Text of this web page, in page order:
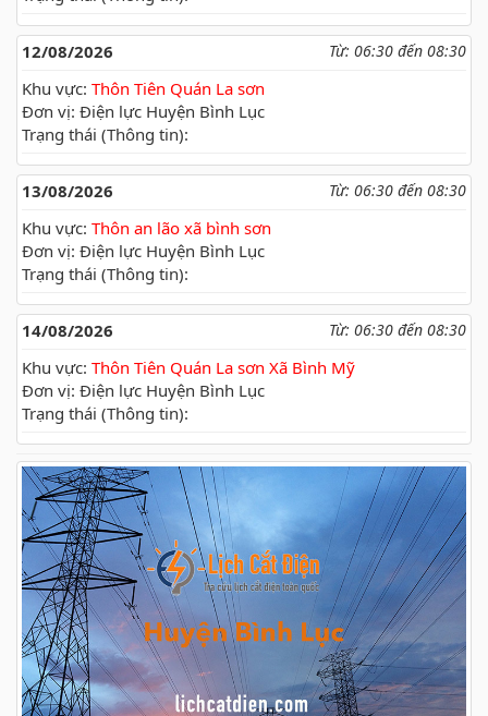
12/08/2026 Từ: 06:30 đến 08:30
Khu vực: Thôn Tiên Quán La sơn
Đơn vị: Điện lực Huyện Bình Lục
Trạng thái (Thông tin):
13/08/2026 Từ: 06:30 đến 08:30
Khu vực: Thôn an lão xã bình sơn
Đơn vị: Điện lực Huyện Bình Lục
Trạng thái (Thông tin):
14/08/2026 Từ: 06:30 đến 08:30
Khu vực: Thôn Tiên Quán La sơn Xã Bình Mỹ
Đơn vị: Điện lực Huyện Bình Lục
Trạng thái (Thông tin):